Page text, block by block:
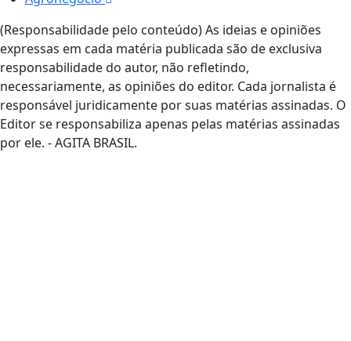
(Responsabilidade pelo conteúdo) As ideias e opiniões
expressas em cada matéria publicada são de exclusiva
responsabilidade do autor, não refletindo,
necessariamente, as opiniões do editor. Cada jornalista é
responsável juridicamente por suas matérias assinadas. O
Editor se responsabiliza apenas pelas matérias assinadas
por ele. - AGITA BRASIL.